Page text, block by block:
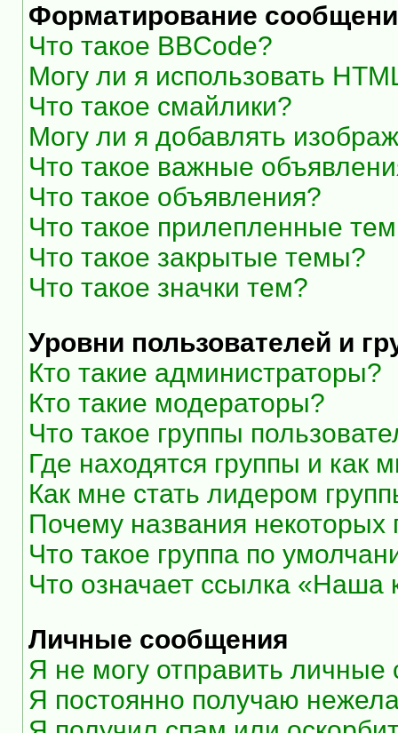
Форматирование
Что такое BBCode?
Могу ли я использовать
Что такое смайлики?
Могу ли я добавлять
Что такое важные
Что такое объявления?
Что такое прилепленные
Что такое закрытые темы?
Что такое значки тем?
Уровни пользователей и
Кто такие администраторы?
Кто такие модераторы?
Что такое группы
Где находятся группы и как
Как мне стать лидером
Почему названия
Что такое группа по
Что означает ссылка «Наша
Личные сообщения
Я не могу отправить
Я постоянно получаю